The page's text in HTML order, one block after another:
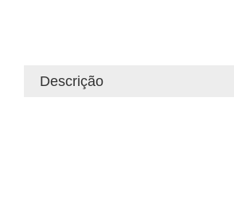
Descrição